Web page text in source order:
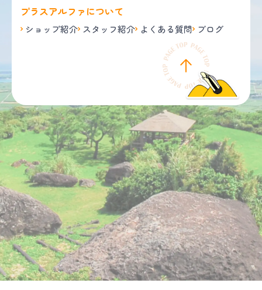
プラスアルファについて
ショップ紹介 スタッフ紹介 よくある質問 ブログ